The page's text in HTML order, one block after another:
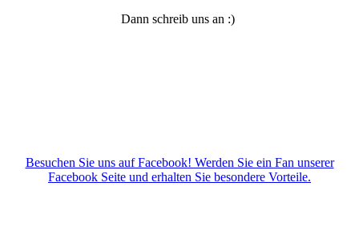
Dann schreib uns an :)
Besuchen Sie uns auf Facebook! Werden Sie ein Fan unserer
Facebook Seite und erhalten Sie besondere Vorteile.